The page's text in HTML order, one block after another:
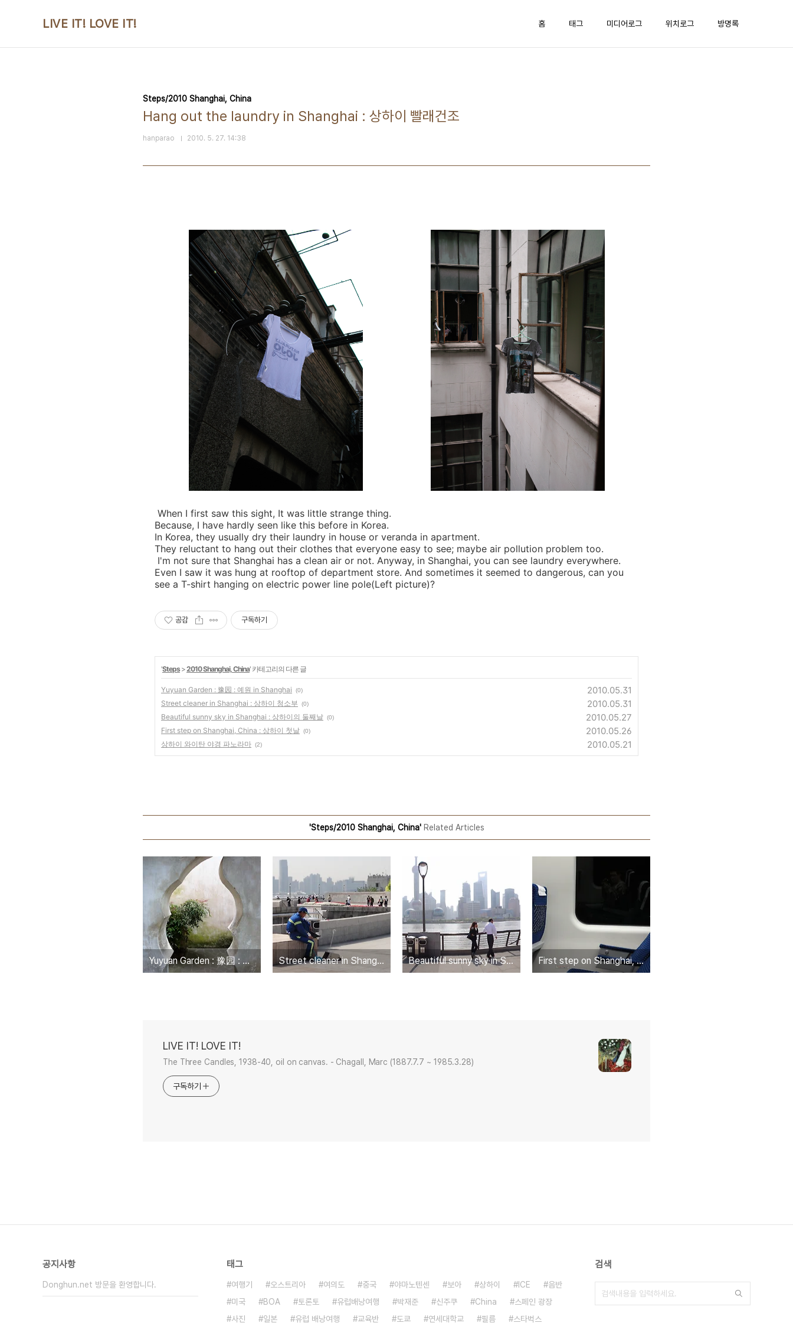
LIVE IT! LOVE IT! 홈 태그 미디어로그 위치로그 방명록
Steps/2010 Shanghai, China
Hang out the laundry in Shanghai : 상하이 빨래건조
hanparao 2010. 5. 27. 14:38
When I first saw this sight, It was little strange thing.
Because, I have hardly seen like this before in Korea.
In Korea, they usually dry their laundry in house or veranda in apartment.
They reluctant to hang out their clothes that everyone easy to see; maybe air pollution problem too.
I'm not sure that Shanghai has a clean air or not. Anyway, in Shanghai, you can see laundry everywhere.
Even I saw it was hung at rooftop of department store. And sometimes it seemed to dangerous, can you
see a T-shirt hanging on electric power line pole(Left picture)?
공감 구독하기
'Steps>2010 Shanghai, China' 카테고리의 다른 글
Yuyuan Garden : 豫园 : 예원 in Shanghai (0) 2010.05.31
Street cleaner in Shanghai : 상하이 청소부 (0) 2010.05.31
Beautiful sunny sky in Shanghai : 상하이의 둘째날 (0) 2010.05.27
First step on Shanghai, China : 상하이 첫날 (0) 2010.05.26
상하이 와이탄 야경 파노라마 (2) 2010.05.21
'Steps/2010 Shanghai, China'Related Articles
Yuyuan Garden : 豫园 : 예원 in Shanghai Street cleaner in Shanghai : 상하이 청소부 Beautiful sunny sky in Shanghai : 상하이의 둘째날 First step on Shanghai, China : 상하이 첫날
LIVE IT! LOVE IT!
The Three Candles, 1938-40, oil on canvas. - Chagall, Marc (1887.7.7 ~ 1985.3.28)
구독하기
공지사항
Donghun.net 방문을 환영합니다.
태그
여행기 오스트리아 여의도 중국 야마노텐센 보아 상하이 ICE
음반
미국
BOA 토론토 유럽배낭여행 박재준 신주쿠 China
스페인 광장
사진
일본 유럽 배낭여행 교육반 도쿄 연세대학교 필름 스타벅스
검색